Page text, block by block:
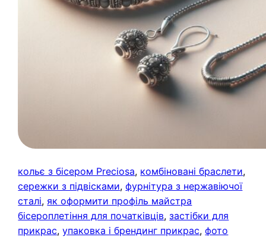
кольє з бісером Preciosa, комбіновані браслети
сережки з підвісками, фурнітура з нержавіючої
сталі, як оформити профіль майстра
бісероплетіння для початківців, застібки для
прикрас, упаковка і брендинг прикрас, фото